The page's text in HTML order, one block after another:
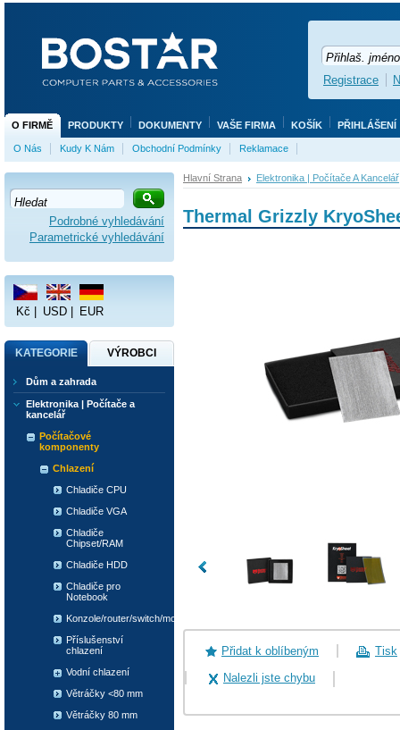
Hlavní Strana Elektronika | Počítače A Kancelář
Thermal Grizzly
Přidat k oblíbeným
Tisk
Nalezli jste chybu
Podrobné vyhledávání
Parametrické vyhledávání
Kč USD EUR
KATEGORIE VÝROBCI
Dům a zahrada
Elektronika | Počítače a
kancelář
Počítačové
komponenty
Chlazení
Chladiče CPU
Chladiče VGA
Chladiče
Chipset/RAM
Chladiče HDD
Chladiče pro
Notebook
Konzole/router/switch/modem
Příslušenství
chlazení
Vodní chlazení
Větráčky <80 mm
Větráčky 80 mm
O FIRMĚ PRODUKTY DOKUMENTY VAŠE FIRMA KOŠÍK PŘIHLÁŠENÍ
O Nás Kudy K Nám Obchodní Podmínky Reklamace
Registrace